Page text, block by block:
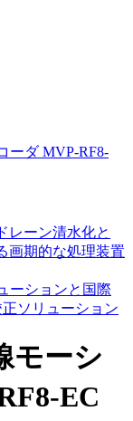
ーダ MVP-RF8-
レーン清水化と
画期的な処理装置
ーションと国際
ソリューション
モーシ
EC